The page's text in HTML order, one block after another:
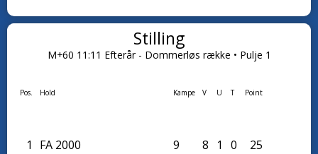
Stilling
M+60 11:11 Efterår - Dommerløs række • Pulje 1
Pos. Hold Kampe V U T Point
1 FA 2000 9 8 1 0 25